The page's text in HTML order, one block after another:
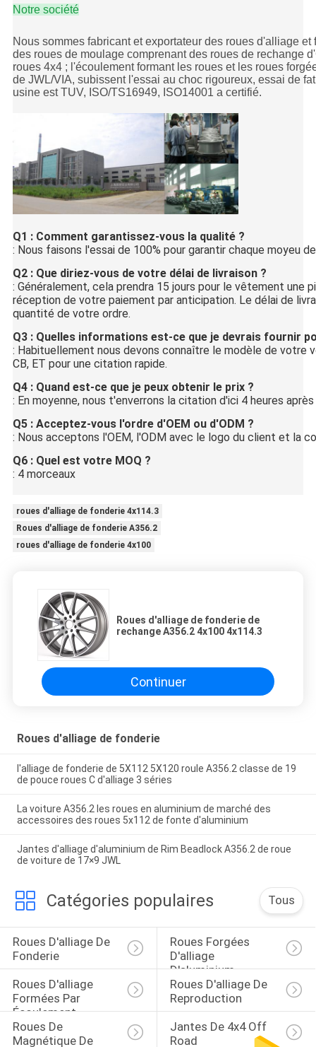
Notre société
Nous sommes fabricant et exportateur des roues d'alliage
des roues de moulage comprenant des roues de rechange
roues 4x4 ; l'écoulement formant les roues et les roues
de JWL/VIA, subissent l'essai au choc rigoureux, essai de
usine est TUV, ISO/TS16949, ISO14001 a certifié.
Q1 : Comment garantissez-vous la qualité ?
: Nous faisons l'essai de 100% pour garantir chaque moyeu
Q2 : Que diriez-vous de votre délai de livraison ?
: Généralement, cela prendra 15 jours pour le vêtement une
réception de votre paiement par anticipation. Le délai de
quantité de votre ordre.
Q3 : Quelles informations est-ce que je devrais fournir
: Habituellement nous devons connaître le modèle de votre
CB, ET pour une citation rapide.
Q4 : Quand est-ce que je peux obtenir le prix ?
: En moyenne, nous t'enverrons la citation d'ici 4 heures
Q5 : Acceptez-vous l'ordre d'OEM ou d'ODM ?
: Nous acceptons l'OEM, l'ODM avec le logo du client et la
Q6 : Quel est votre MOQ ?
: 4 morceaux
roues d'alliage de fonderie 4x114.3
Roues d'alliage de fonderie A356.2
roues d'alliage de fonderie 4x100
Roues d'alliage de fonderie de
rechange A356.2 4x100 4x114.3
Continuer
Roues d'alliage de fonderie
l'alliage de fonderie de 5X112 5X120 roule A356.2 classe de 19
de pouce roues C d'alliage 3 séries
La voiture A356.2 les roues en aluminium de marché des
accessoires des roues 5x112 de fonte d'aluminium
Jantes d'alliage d'aluminium de Rim Beadlock A356.2 de roue
de voiture de 17×9 JWL
Catégories populaires Tous
Roues D'alliage De
Fonderie
Roues Forgées
D'alliage
D'aluminium
Roues D'alliage
Formées Par
Écoulement
Roues D'alliage De
Reproduction
Roues De
Magnétique De
Jantes De 4x4 Off
Road